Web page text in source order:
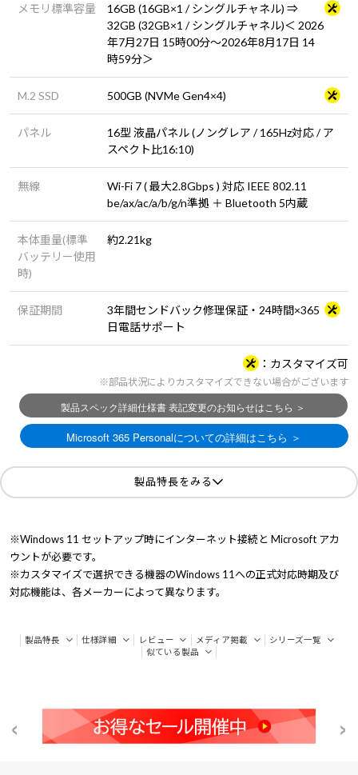
メモリ標準容量
16GB (16GB×1 / シングルチャネル) ⇒
32GB (32GB×1 / シングルチャネル)＜ 2026
年7月27日 15時00分～2026年8月17日 14
時59分＞
M.2 SSD 500GB (NVMe Gen4×4)
パネル
16型 液晶パネル (ノングレア / 165Hz対応 / ア
スペクト比16:10)
無線
Wi-Fi 7 ( 最大2.8Gbps ) 対応 IEEE 802.11
be/ax/ac/a/b/g/n準拠 ＋ Bluetooth 5内蔵
本体重量(標準
バッテリー使用
時)
約2.21kg
保証期間
3年間センドバック修理保証・24時間×365
日電話サポート
カスタマイズ可
※部品状況によりカスタマイズできない場合がございます
製品特長をみる
※Windows 11 セットアップ時にインターネット接続と Microsoft アカ
ウントが必要です。
※カスタマイズで選択できる機器のWindows 11への正式対応時期及び
対応機能は、各メーカーによって異なります。
製品特長 仕様詳細 レビュー メディア掲載
シリーズ一覧
似ている製品